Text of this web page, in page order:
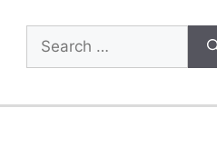
Search
for: